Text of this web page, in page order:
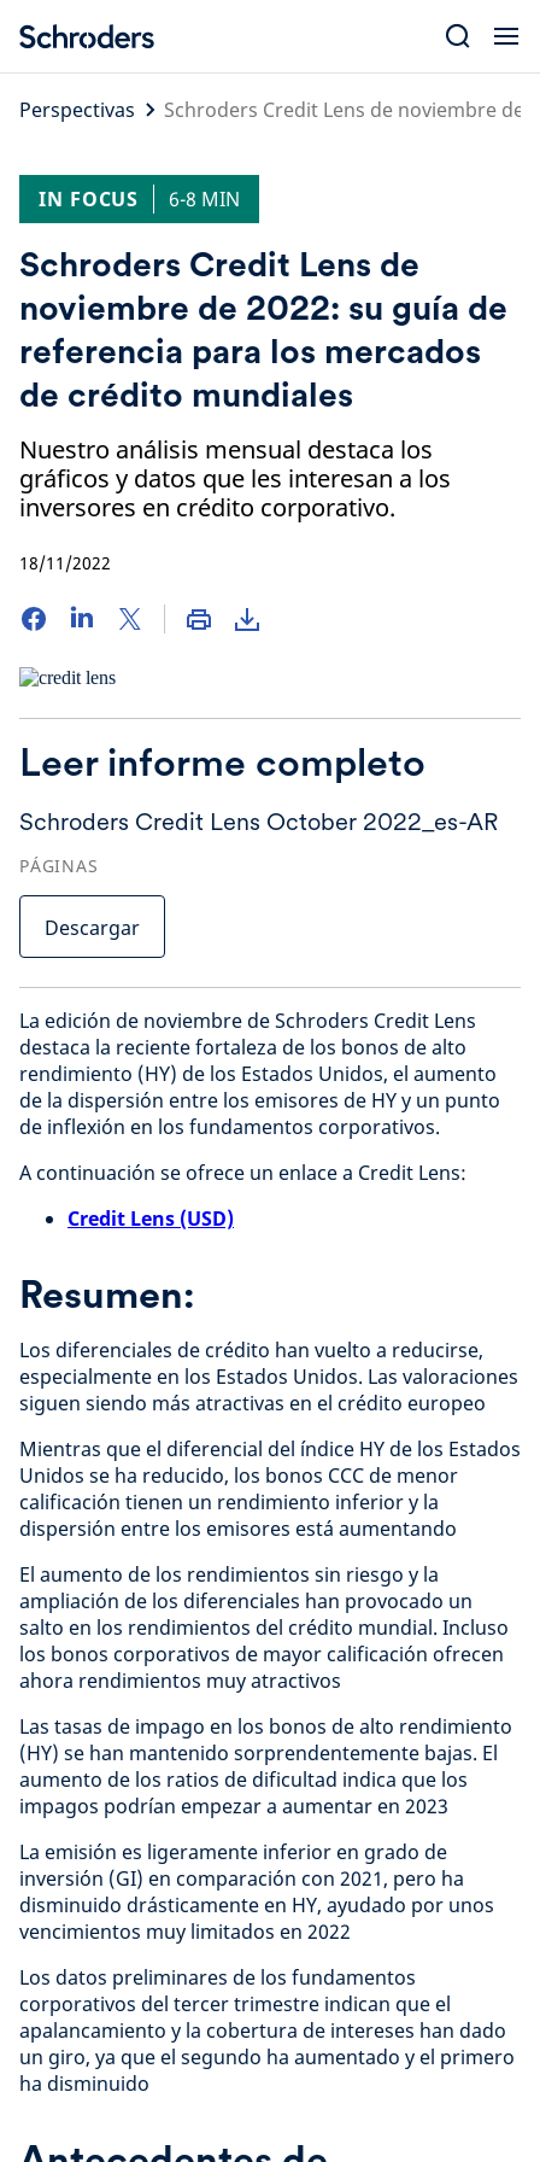
content
Perspectivas
Schroders Credit Lens de noviembre de
IN FOCUS 6-8 MIN
Schroders Credit Lens de
noviembre de 2022: su guía de
referencia para los mercados
de crédito mundiales
Nuestro análisis mensual destaca los
gráficos y datos que les interesan a los
inversores en crédito corporativo.
18/11/2022
Leer informe completo
Schroders Credit Lens October 2022_es-AR
PÁGINAS
Descargar
La edición de noviembre de Schroders Credit Lens
destaca la reciente fortaleza de los bonos de alto
rendimiento (HY) de los Estados Unidos, el aumento
de la dispersión entre los emisores de HY y un punto
de inflexión en los fundamentos corporativos.
A continuación se ofrece un enlace a Credit Lens:
Credit Lens (USD)
Resumen:
Los diferenciales de crédito han vuelto a reducirse,
especialmente en los Estados Unidos. Las valoraciones
siguen siendo más atractivas en el crédito europeo
Mientras que el diferencial del índice HY de los Estados
Unidos se ha reducido, los bonos CCC de menor
calificación tienen un rendimiento inferior y la
dispersión entre los emisores está aumentando
El aumento de los rendimientos sin riesgo y la
ampliación de los diferenciales han provocado un
salto en los rendimientos del crédito mundial. Incluso
los bonos corporativos de mayor calificación ofrecen
ahora rendimientos muy atractivos
Las tasas de impago en los bonos de alto rendimiento
(HY) se han mantenido sorprendentemente bajas. El
aumento de los ratios de dificultad indica que los
impagos podrían empezar a aumentar en 2023
La emisión es ligeramente inferior en grado de
inversión (GI) en comparación con 2021, pero ha
disminuido drásticamente en HY, ayudado por unos
vencimientos muy limitados en 2022
Los datos preliminares de los fundamentos
corporativos del tercer trimestre indican que el
apalancamiento y la cobertura de intereses han dado
un giro, ya que el segundo ha aumentado y el primero
ha disminuido